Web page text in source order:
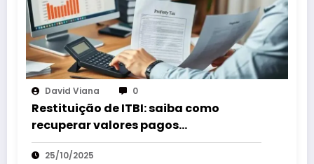
David Viana 0
Restituição de ITBI: saiba como
recuperar valores pagos
indevidamente rápido
25/10/2025